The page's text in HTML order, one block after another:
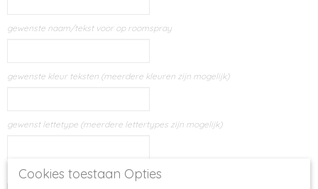
gewenste naam/tekst voor op roomspray
gewenste kleur teksten (meerdere kleuren zijn mogelijk)
gewenst lettetype (meerdere lettertypes zijn mogelijk)
extra opmerkingen
Cookies toestaan Opties